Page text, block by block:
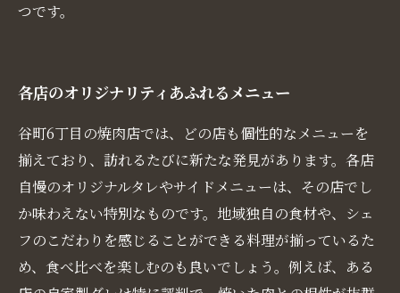
つです。
各店のオリジナリティあふれるメニュー
谷町6丁目の焼肉店では、どの店も個性的なメニューを
揃えており、訪れるたびに新たな発見があります。各店
自慢のオリジナルタレやサイドメニューは、その店でし
か味わえない特別なものです。地域独自の食材や、シェ
フのこだわりを感じることができる料理が揃っているた
め、食べ比べを楽しむのも良いでしょう。例えば、ある